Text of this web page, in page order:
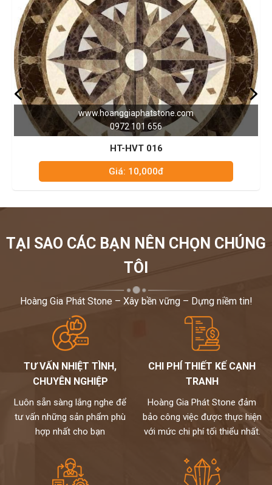
www.hoanggiaphatstone.com
0972 101 656
TẠI SAO CÁC BẠN NÊN CHỌN CHÚNG
TÔI
Hoàng Gia Phát Stone – Xây bền vững – Dựng niềm tin!
TƯ VẤN NHIỆT TÌNH,
CHUYÊN NGHIỆP
Luôn sẵn sàng lắng nghe để
tư vấn những sản phẩm phù
hợp nhất cho bạn
CHI PHÍ THIẾT KẾ CẠNH
TRANH
Hoàng Gia Phát Stone đảm
bảo công việc được thực hiện
với mức chi phí tối thiểu nhất.